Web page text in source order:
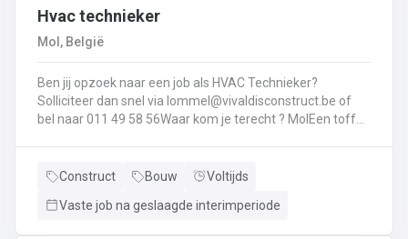
Hvac technieker
Mol, België
Ben jij opzoek naar een job als HVAC Technieker?
Solliciteer dan snel via lommel@vivaldisconstruct.be of
bel naar 011 49 58 56Waar kom je terecht ? MolEen toffe
verwarmingsketel (gas en mazout + onderhoud
sanitaire toestellenventilatiebadkamers plaatsen
Construct Bouw
Voltijds
Vaste job na geslaagde interimperiode